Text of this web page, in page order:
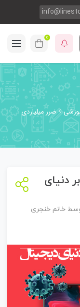
0
ضرر میلیاردی
دنیای
خانم خنجری